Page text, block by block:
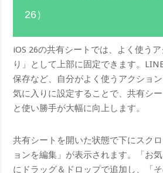
26）
iOS 26の共有シートでは、よく使う
り」として上部に固定できます。
保存など、自分がよく使うアクショ
気に入りに設定することで、共有シ
と使い勝手が大幅に向上します。
共有シートを開いた状態で下にスク
ョンを編集」が表示されます。「お
にドラッグ＆ドロップで追加し、「